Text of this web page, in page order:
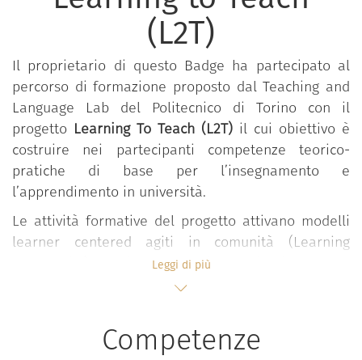
(L2T)
Il proprietario di questo Badge ha partecipato al
percorso di formazione proposto dal Teaching and
Language Lab del Politecnico di Torino con il
progetto Learning To Teach (L2T) il cui obiettivo è
costruire nei partecipanti competenze teorico-
pratiche di base per l’insegnamento e
l’apprendimento in università.
Le attività formative del progetto attivano modelli
learner centered agiti in comunità (Learning
Community) all’interno dei quali, in forma
interdisciplinare e partecipativa, si sviluppano
valori, approcci, esperienze e pratiche didattiche
valorizzando l’apporto attivo degli studenti.
Leggi di più
Competenze